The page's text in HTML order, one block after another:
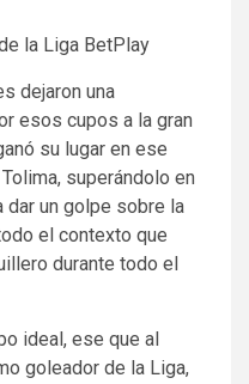
la Liga BetPlay
dejaron una
esos cupos a la gran
su lugar en ese
superándolo en
dar un golpe sobre la
el contexto que
durante todo el
ideal, ese que al
goleador de la Liga,